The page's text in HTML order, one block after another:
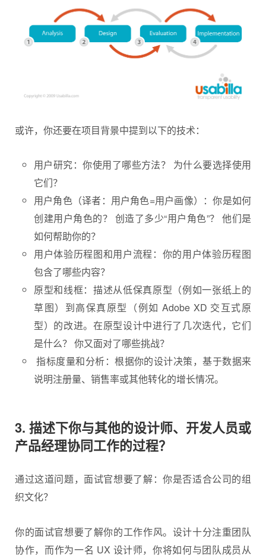
或许，你还要在项目背景中提到以下的技术：
用户研究：你使用了哪些方法？ 为什么要选择使用
它们？
用户角色（译者：用户角色=用户画像）：你是如何
创建用户角色的？ 创造了多少“用户角色”？ 他们是
如何帮助你的？
用户体验历程图和用户流程：你的用户体验历程图
包含了哪些内容？
原型和线框：描述从低保真原型（例如一张纸上的
草图）到高保真原型（例如 Adobe XD 交互式原
型）的改进。在原型设计中进行了几次迭代，它们
是什么？ 你又面对了哪些挑战？
指标度量和分析：根据你的设计决策，基于数据来
说明注册量、销售率或其他转化的增长情况。
3. 描述下你与其他的设计师、开发人员或
产品经理协同工作的过程？
通过这道问题，面试官想要了解：你是否适合公司的组
织文化？
你的面试官想要了解你的工作作风。设计十分注重团队
协作，而作为一名 UX 设计师，你将如何与团队成员从